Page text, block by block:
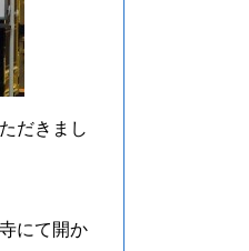
だきまし
にて開か